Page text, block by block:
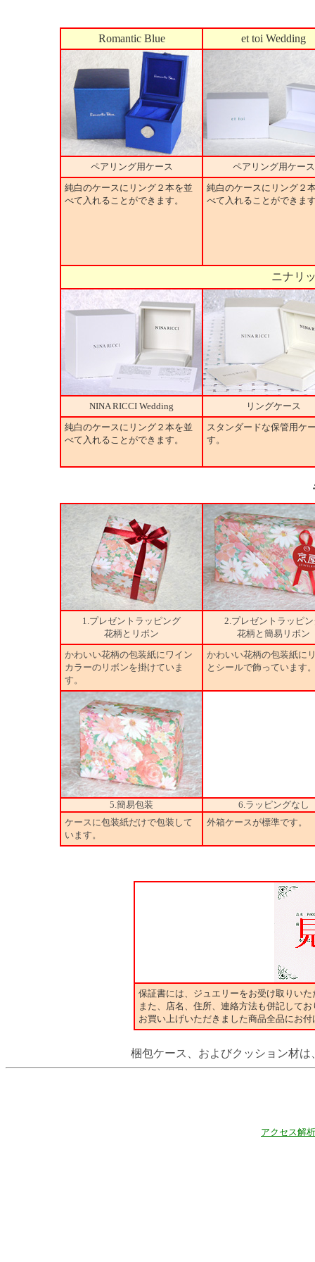
Romantic Blue et toi Wedding
ペアリング用ケース
ペアリング用ケース
純白のケースにリング２本を並
べて入れることができます。
純白のケースにリング２
べて入れることができま
ニナリ
NINA RICCI Wedding
リングケース
純白のケースにリング２本を並
べて入れることができます。
スタンダードな保管用ケ
す。
1.プレゼントラッピング
花柄とリボン
2.プレゼントラッピ
花柄と簡易リボン
かわいい花柄の包装紙にワイン
カラーのリボンを掛けていま
す。
かわいい花柄の包装紙に
とシールで飾っています
5.簡易包装
6.ラッピングなし
ケースに包装紙だけで包装して
います。
外箱ケースが標準です。
保証書には、ジュエリーをお受け取りい
また、店名、住所、連絡方法も併記してお
お買い上げいただきました商品全品にお
梱包ケース、およびクッション材
アクセス解析